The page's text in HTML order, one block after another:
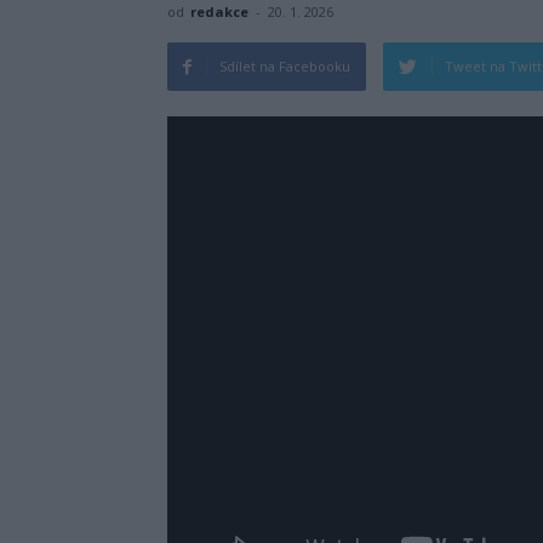
od redakce - 20. 1. 2026
Sdílet na Facebooku Tweet na